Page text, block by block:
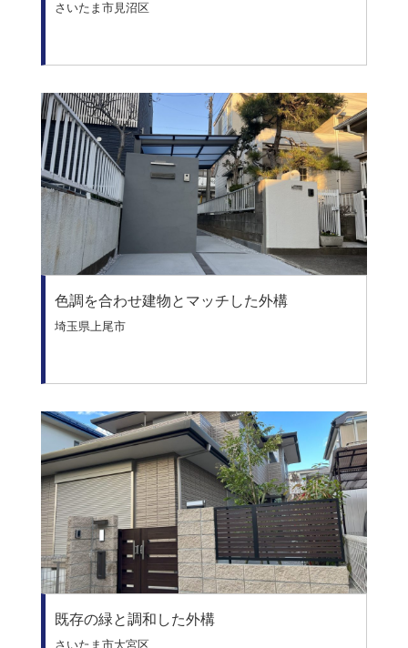
さいたま市見沼区
色調を合わせ建物とマッチした外構
埼玉県上尾市
既存の緑と調和した外構
さいたま市大宮区